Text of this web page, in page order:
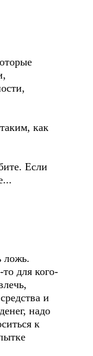
как
Если
ложь.
для кого-
и
надо
к